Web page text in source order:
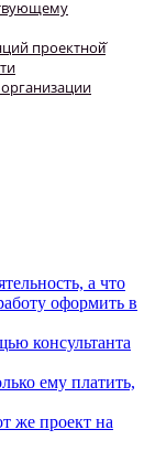
проектной̆
а что
оформить в
консультанта
ему платить,
же проект на